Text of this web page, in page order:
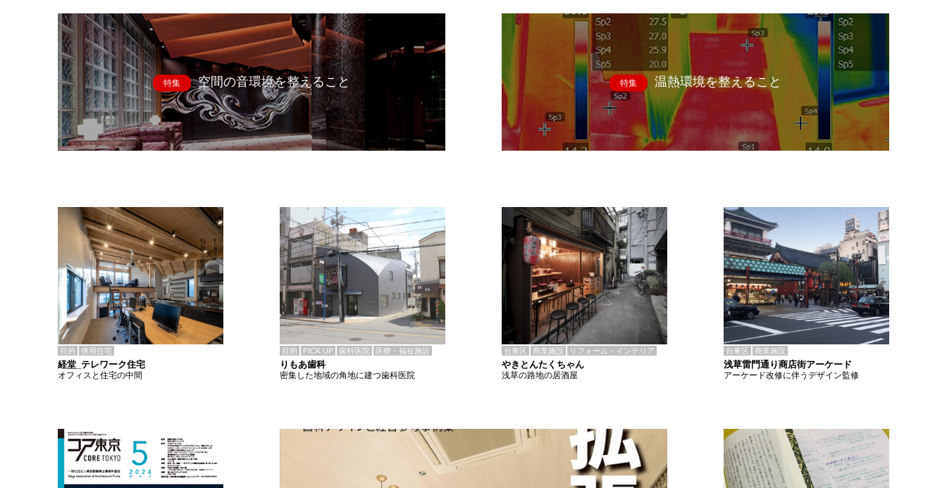
特集 空間の音環境を整えること 特集 温熱環境を整えること
目的 併用住宅
経堂_テレワーク住宅
オフィスと住宅の中間
目的 PICK UP 歯科医院 医療・福祉施設
りもあ歯科
密集した地域の角地に建つ歯科医院
台東区 商業施設 リフォーム・インテリア
やきとんたくちゃん
浅草の路地の居酒屋
台東区 商業施設
浅草雷門通り商店街アーケード
アーケード改修に伴うデザイン監修